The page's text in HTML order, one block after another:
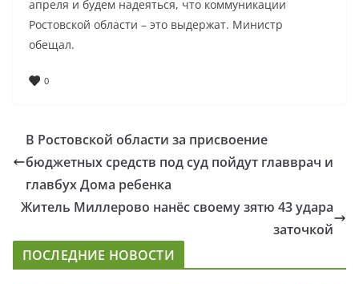
апреля и будем надеяться, что коммуникации
Ростовской области – это выдержат. Министр
обещал.
0
В Ростовской области за присвоение
бюджетных средств под суд пойдут главврач и
главбух Дома ребенка
Житель Миллерово нанёс своему зятю 43 удара
заточкой
ПОСЛЕДНИЕ НОВОСТИ